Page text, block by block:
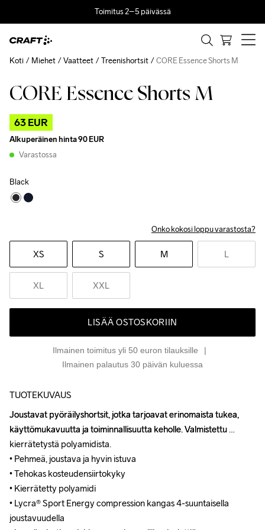
Toimitus 2–5 päivässä
CORE Essence Shorts M
63 EUR
Alkuperäinen hinta90 EUR
Varastossa
Black
Onko kokosi loppu varastosta?
XS S M L
XL XXL
LISÄÄ OSTOSKORIIN
Ilmainen toimitus yli 50 euron tilauksille
Ilmainen palautus 30 päivän kuluessa
Koti Miehet Vaatteet Treenishortsit CORE Essence Shorts M
Outlet Recycled
TUOTEKUVAUS
Joustavat pyöräilyshortsit, jotka tarjoavat erinomaista tukea,
käyttömukavuutta ja toiminnallisuutta keholle. Valmistettu
kierrätetystä polyamidista.
• Pehmeä, joustava ja hyvin istuva
• Tehokas kosteudensiirtokyky
• Kierrätetty polyamidi
• Lycra® Sport Energy compression kangas 4-suuntaisella
joustavuudella
Joustavat pyöräilyshortsit, jotka tarjoavat erinomaista tukea,
käyttömukavuutta ja toiminnallisuutta keholle. Valmistettu
kierrätetystä polyamidista.
• Pehmeä, joustava ja hyvin istuva
• Tehokas kosteudensiirtokyky
• Kierrätetty polyamidi
• Lycra® Sport Energy compression kangas 4-suuntaisella
joustavuudella